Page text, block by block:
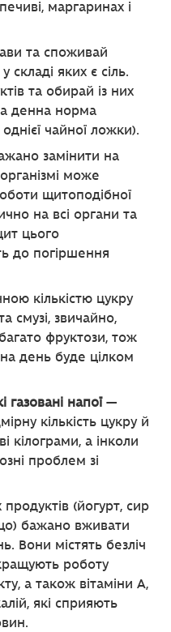
маргаринах і
та споживай
складі яких є сіль.
та обирай із них
денна норма
чайної ложки).
замінити на
може
щитоподібної
на всі органи та
цього
до погіршення
кількістю цукру
смузі, звичайно,
фруктози, тож
на день буде цілком
газовані напої—
кількість цукру й
кілограми, а інколи
проблем зі
(йогурт, сир
бажано вживати
Вони містять безліч
роботу
а також вітаміни А,
які сприяють